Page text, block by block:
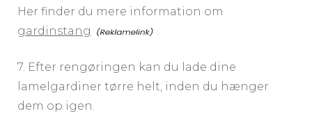
Her finder du mere information om
gardinstang
.
7. Efter rengøringen kan du lade dine
lamelgardiner tørre helt, inden du hænger
dem op igen.